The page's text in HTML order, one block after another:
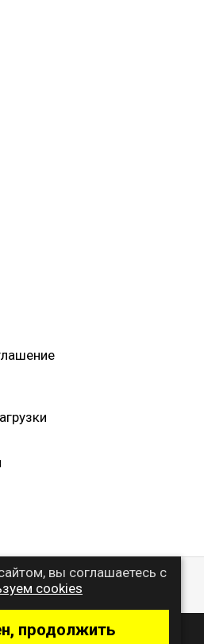
сайте, не является
ст. 437 ГК РФ
Buywheel.ru
вы соглашаетесь с
cookies
продолжить